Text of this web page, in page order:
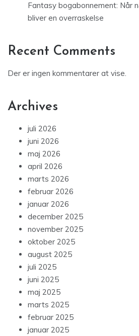
Fantasy bogabonnement: Når
bliver en overraskelse
Recent Comments
Der er ingen kommentarer at vise.
Archives
juli 2026
juni 2026
maj 2026
april 2026
marts 2026
februar 2026
januar 2026
december 2025
november 2025
oktober 2025
august 2025
juli 2025
juni 2025
maj 2025
marts 2025
februar 2025
januar 2025